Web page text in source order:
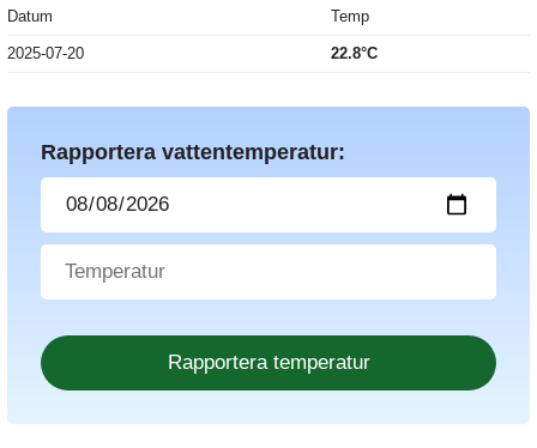
Datum Temp
2025-07-20 22.8°C
Rapportera vattentemperatur: